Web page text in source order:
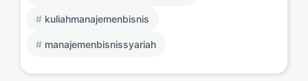
kuliahmanajemenbisnis
manajemenbisnissyariah